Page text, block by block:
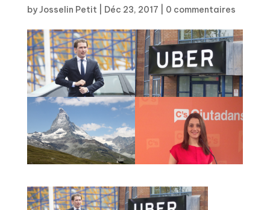
byJosselin Petit Déc 23, 2017 0 commentaires